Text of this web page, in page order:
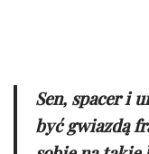
Sen, spacer i
być gwiazdą